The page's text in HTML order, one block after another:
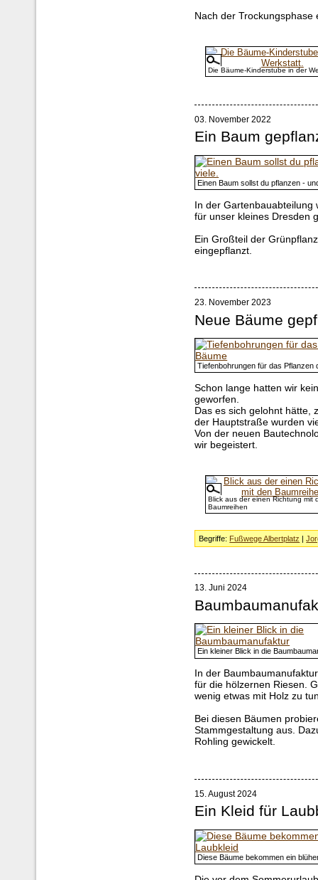
Nach der
Die Bäume-Kinderstube in der
03. November 2022
Ein Baum
Einen Baum sollst du pflanzen -
In der Gartenbauabteilung
für unser kleines Dresden
Ein Großteil der
eingepflanzt.
23. November 2023
Neue Bäume
Tiefenbohrungen für das Pflanzen
Schon lange hatten wir
geworfen.
Das es sich gelohnt hätte,
der Hauptstraße wurden
Von der neuen
wir begeistert.
Blick aus der einen Richtung mit
Baumreihen
Begriffe: Fußwege Albertplatz |
13. Juni 2024
Ein kleiner Blick in die
In der
für die hölzernen Riesen.
wenig etwas mit Holz zu
Bei diesen Bäumen
Stammgestaltung aus.
Rohling gewickelt.
15. August 2024
Ein Kleid für
Diese Bäume bekommen ein